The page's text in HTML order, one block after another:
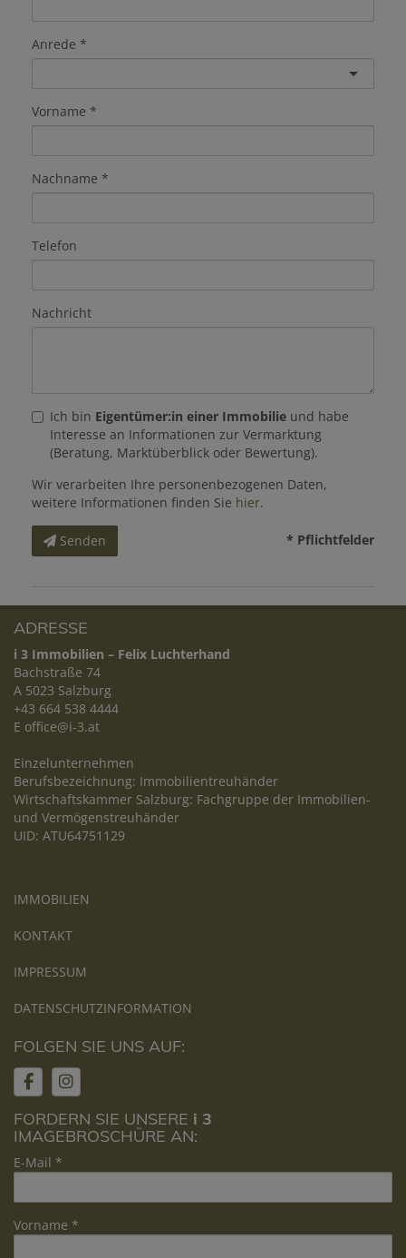
Anrede
Vorname
Nachname
Telefon
Nachricht
Ich bin Eigentümer:in einer Immobilie und habe
Interesse an Informationen zur Vermarktung
(Beratung, Marktüberblick oder Bewertung).
Wir verarbeiten Ihre personenbezogenen Daten,
weitere Informationen finden Sie hier.
Senden * Pflichtfelder
ADRESSE
i 3 Immobilien – Felix Luchterhand
Bachstraße 74
A 5023 Salzburg
+43 664 538 4444
E office@i-3.at
Einzelunternehmen
Berufsbezeichnung: Immobilientreuhänder
Wirtschaftskammer Salzburg: Fachgruppe der Immobilien-
und Vermögenstreuhänder
UID: ATU64751129
IMMOBILIEN
KONTAKT
IMPRESSUM
DATENSCHUTZINFORMATION
FOLGEN SIE UNS AUF:
FORDERN SIE UNSERE i 3
IMAGEBROSCHÜRE AN:
E-Mail
Vorname